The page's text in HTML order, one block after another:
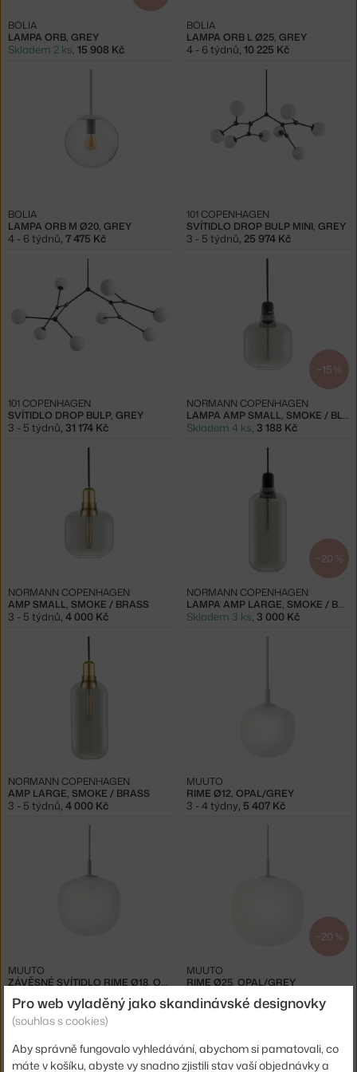
LAMPA ORB, GREY
BOLIA
Skladem 2 ks, 15 908 Kč
LAMPA ORB L Ø25, GREY
BOLIA
4 - 6 týdnů, 10 225 Kč
LAMPA ORB M Ø20, GREY
BOLIA
4 - 6 týdnů, 7 475 Kč
SVÍTIDLO DROP BULP MINI, GREY
101 COPENHAGEN
3 - 5 týdnů, 25 974 Kč
SVÍTIDLO DROP BULP, GREY
101 COPENHAGEN
3 - 5 týdnů, 31 174 Kč
−15 %
LAMPA AMP SMALL, SMOKE / BLACK
NORMANN COPENHAGEN
Skladem 4 ks, 3 188 Kč
AMP SMALL, SMOKE / BRASS
NORMANN COPENHAGEN
3 - 5 týdnů, 4 000 Kč
−20 %
LAMPA AMP LARGE, SMOKE / BLACK
NORMANN COPENHAGEN
Skladem 3 ks, 3 000 Kč
AMP LARGE, SMOKE / BRASS
NORMANN COPENHAGEN
3 - 5 týdnů, 4 000 Kč
RIME Ø12, OPAL/GREY
MUUTO
3 - 4 týdny, 5 407 Kč
ZÁVĚSNÉ SVÍTIDLO RIME Ø18, OPAL/GREY
MUUTO
3 - 4 týdny 6 916 Kč
−20 %
RIME Ø25, OPAL/GREY
MUUTO
Skladem 2 ks 7 626 Kč
Pro web vyladěný jako skandinávské designovky
(souhlas s cookies)
Aby správně fungovalo vyhledávání, abychom si pamatovali, co
máte v košíku, abyste vy snadno zjistili stav vaší objednávky a